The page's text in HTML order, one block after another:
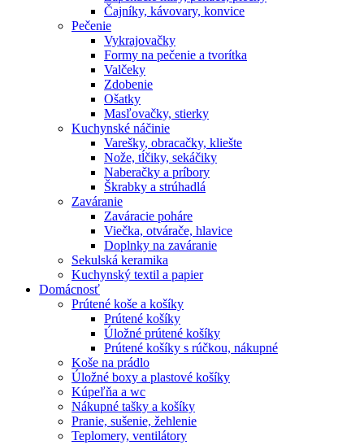
Čajníky, kávovary, konvice
Pečenie
Vykrajovačky
Formy na pečenie a tvorítka
Valčeky
Zdobenie
Ošatky
Masľovačky, stierky
Kuchynské náčinie
Varešky, obracačky, kliešte
Nože, tĺčiky, sekáčiky
Naberačky a príbory
Škrabky a strúhadlá
Zaváranie
Zaváracie poháre
Viečka, otvárače, hlavice
Doplnky na zaváranie
Sekulská keramika
Kuchynský textil a papier
Domácnosť
Prútené koše a košíky
Prútené košíky
Úložné prútené košíky
Prútené košíky s rúčkou, nákupné
Koše na prádlo
Úložné boxy a plastové košíky
Kúpeľňa a wc
Nákupné tašky a košíky
Pranie, sušenie, žehlenie
Teplomery, ventilátory